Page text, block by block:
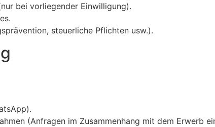
bei vorliegender Einwilligung).
steuerliche Pflichten usw.).
(Anfragen im Zusammenhang mit dem Erwerb